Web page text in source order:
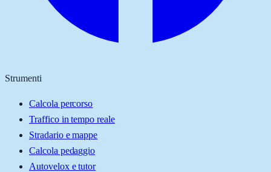
Strumenti
Calcola percorso
Traffico in tempo reale
Stradario e mappe
Calcola pedaggio
Autovelox e tutor